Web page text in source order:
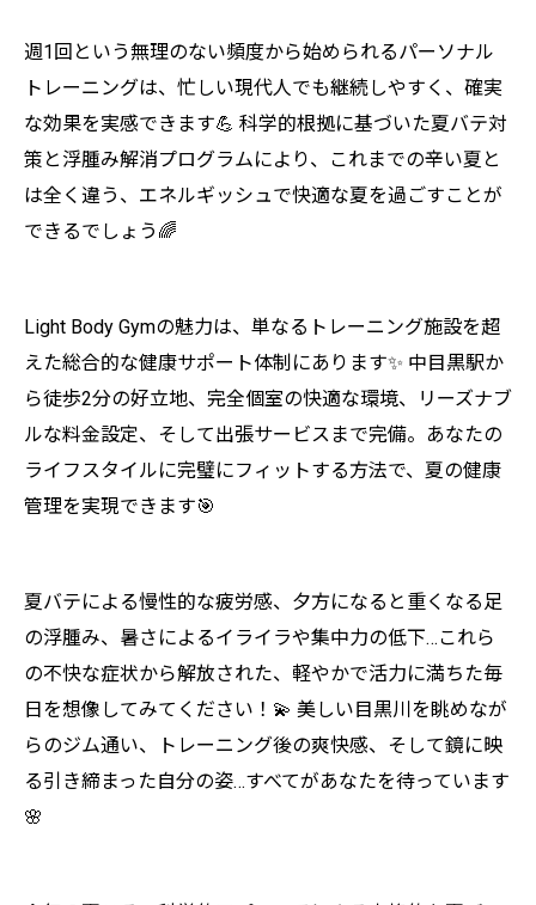
週1回という無理のない頻度から始められるパーソナル
トレーニングは、忙しい現代人でも継続しやすく、確実
な効果を実感できます💪 科学的根拠に基づいた夏バテ対
策と浮腫み解消プログラムにより、これまでの辛い夏と
は全く違う、エネルギッシュで快適な夏を過ごすことが
できるでしょう🌈
Light Body Gymの魅力は、単なるトレーニング施設を超
えた総合的な健康サポート体制にあります✨ 中目黒駅か
ら徒歩2分の好立地、完全個室の快適な環境、リーズナブ
ルな料金設定、そして出張サービスまで完備。あなたの
ライフスタイルに完璧にフィットする方法で、夏の健康
管理を実現できます🎯
夏バテによる慢性的な疲労感、夕方になると重くなる足
の浮腫み、暑さによるイライラや集中力の低下…これら
の不快な症状から解放された、軽やかで活力に満ちた毎
日を想像してみてください！💫 美しい目黒川を眺めなが
らのジム通い、トレーニング後の爽快感、そして鏡に映
る引き締まった自分の姿…すべてがあなたを待っています
🌸